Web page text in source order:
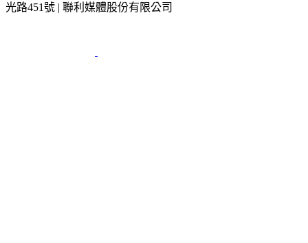
光路451號 | 聯利媒體股份有限公司